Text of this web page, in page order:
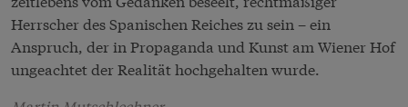
Herrscher des Spanischen Reiches zu sein – ein
Anspruch, der in Propaganda und Kunst am Wiener Hof
ungeachtet der Realität hochgehalten wurde.